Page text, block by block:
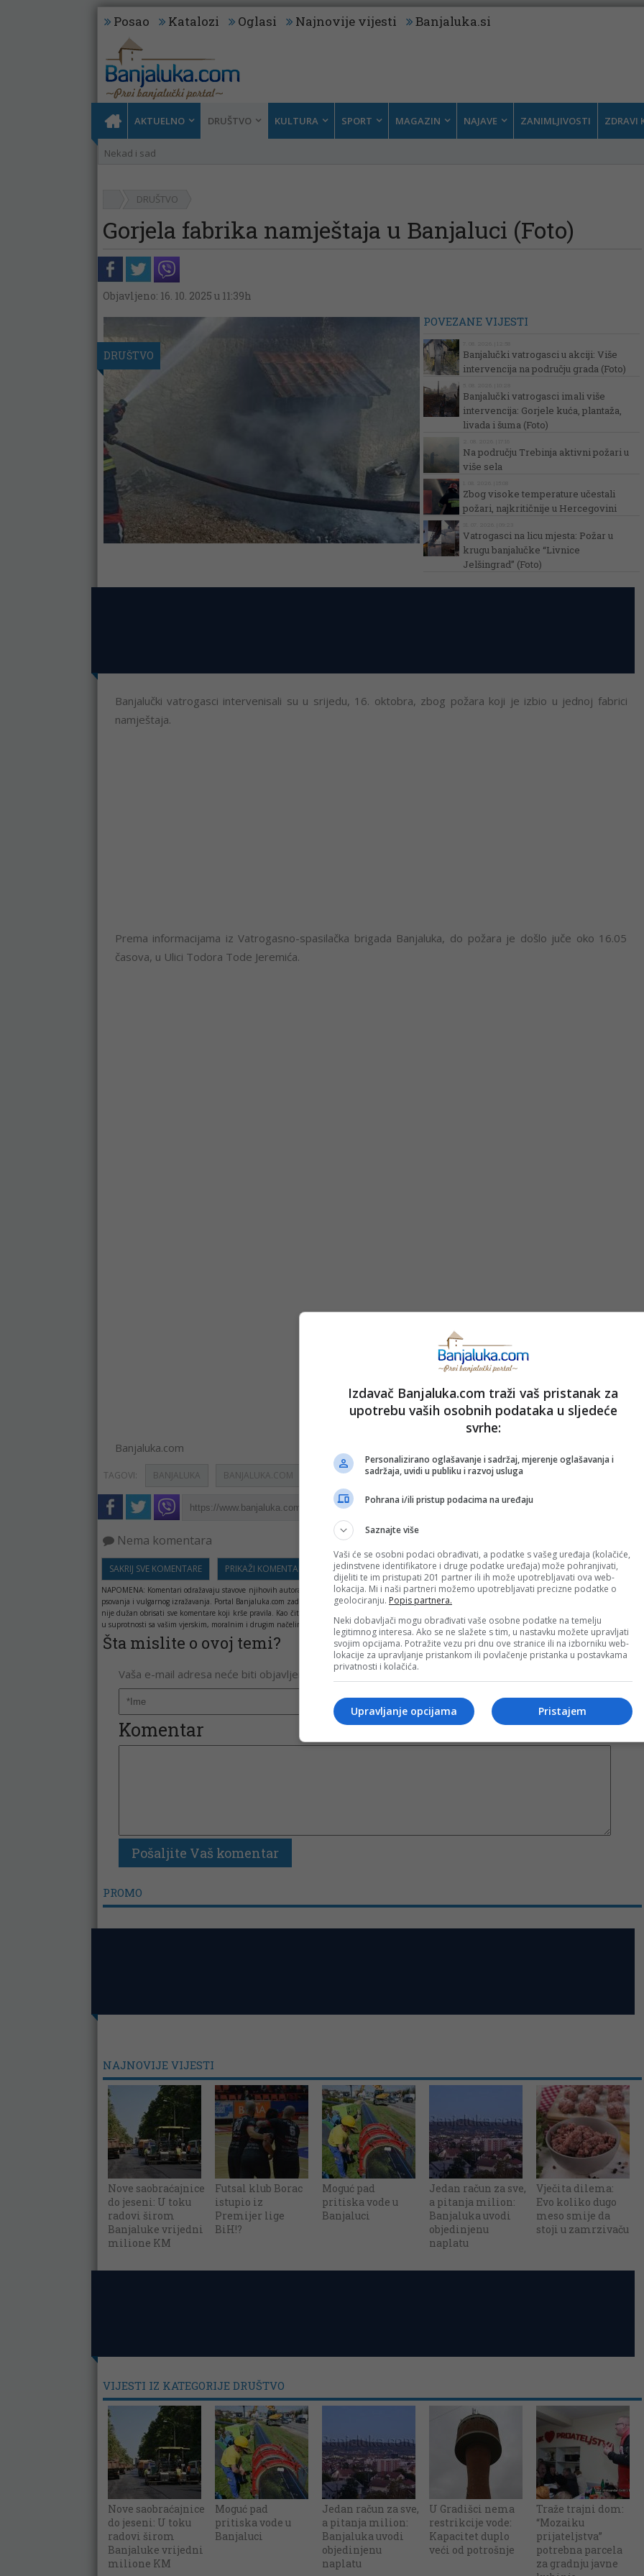
Posao Katalozi Oglasi Najnovije vijesti Banjaluka.si
AKTUELNO DRUŠTVO
Nekad i sad
KULTURA SPORT MAGAZIN NAJAVE ZANIMLJIVOSTI ZDRAVI
DRUŠTVO
Gorjela fabrika namještaja u Banjaluci (Foto)
Objavljeno: 16. 10. 2025 u 11:39h
DRUŠTVO
POVEZANE VIJESTI
Banjalučki vatrogasci u akciji: Više
intervencija na području grada (Foto)
Banjalučki vatrogasci imali više
intervencija: Gorjele kuća, plantaža,
livada i šuma (Foto)
Na području Trebinja aktivni požari u
više sela
Zbog visoke temperature učestali
požari, najkritičnije u Hercegovini
Vatrogasci na licu mjesta: Požar u
krugu banjalučke “Livnice
Jelšingrad” (Foto)
Banjalučki vatrogasci intervenisali su u srijedu, 16. oktobra, zbog požara koji je izbio u jednoj fabrici
namještaja.
Prema informacijama iz Vatrogasno-spasilačka brigada Banjaluka, do požara je došlo juče oko 16.05
časova, u Ulici Todora Tode Jeremića.
Banjaluka.com
TAGOVI: BANJALUKA BANJALUKA.COM FOTO POŽAR VATROGASCI
Kopirati
Nema komentara
SAKRIJ SVE KOMENTARE PRIKAŽI KOMENTARE
NAPOMENA: Komentari odražavaju stavove njihovih autora, a ne nužno i stavove internet portala Banjaluka.com. Molimo korisnike da se suzdrže od vrijeđanja,
psovanja i vulgarnog izražavanja. Portal Banjaluka.com zadržava pravo da obriše komentar bez najave i objašnjenja. Zbog velikog broja komentara Banjaluka.com
nije dužan obrisati sve komentare koji krše pravila. Kao čitalac takođe prihvatate mogućnost da među komentarima mogu biti pronađeni sadržaji koji mogu biti
u suprotnosti sa vašim vjerskim, moralnim i drugim načelima i uvjerenjima.
Šta mislite o ovoj temi?
Vaša e-mail adresa neće biti objavljena. Sva polja su obavezna!
Komentar
PROMO
NAJNOVIJE VIJESTI
Nove saobraćajnice
do jeseni: U toku
radovi širom
Banjaluke vrijedni
milione KM
Futsal klub Borac
istupio iz
Premijer lige
BiH!?
Moguć pad
pritiska vode u
Banjaluci
Jedan račun za sve,
a pitanja milion:
Banjaluka uvodi
objedinjenu
naplatu
Vječita dilema:
Evo koliko dugo
meso smije da
stoji u zamrzivaču
VIJESTI IZ KATEGORIJE DRUŠTVO
Nove saobraćajnice
do jeseni: U toku
radovi širom
Banjaluke vrijedni
milione KM
Moguć pad
pritiska vode u
Banjaluci
Jedan račun za sve,
a pitanja milion:
Banjaluka uvodi
objedinjenu
naplatu
U Gradišci nema
restrikcije vode:
Kapacitet duplo
veći od potrošnje
Traže trajni dom:
“Mozaiku
prijateljstva”
potrebna parcela
za gradnju javne
Izdavač Banjaluka.com traži vaš pristanak za
upotrebu vaših osobnih podataka u sljedeće
svrhe:
Personalizirano oglašavanje i sadržaj, mjerenje oglašavanja i
sadržaja, uvidi u publiku i razvoj usluga
Pohrana i/ili pristup podacima na uređaju
Saznajte više
Vaši će se osobni podaci obrađivati, a podatke s vašeg uređaja (kolačiće,
jedinstvene identifikatore i druge podatke uređaja) može pohranjivati,
dijeliti te im pristupati 201 partner ili ih može upotrebljavati ova web-
lokacija. Mi i naši partneri možemo upotrebljavati precizne podatke o
geolociranju. Popis partnera.
Neki dobavljači mogu obrađivati vaše osobne podatke na temelju
legitimnog interesa. Ako se ne slažete s tim, u nastavku možete upravljati
svojim opcijama. Potražite vezu pri dnu ove stranice ili na izborniku web-
lokacije za upravljanje pristankom ili povlačenje pristanka u postavkama
privatnosti i kolačića.
Pristajem
Upravljanje opcijama